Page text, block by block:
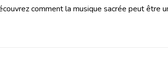
comment la musique sacrée peut être